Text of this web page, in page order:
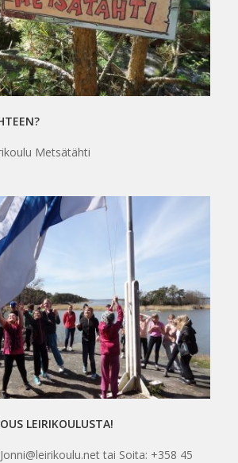
Metsätähti
LEIRIKOULUSTA!
tai Soita: +358 45